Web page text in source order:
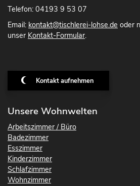
Telefon: 04193 9 53 07
Email: kontakt@tischlerei-lohse.de oder
unser Kontakt-Formular.
Kontakt aufnehmen
Unsere Wohnwelten
Arbeitszimmer / Büro
Badezimmer
Esszimmer
Kinderzimmer
Schlafzimmer
Wohnzimmer